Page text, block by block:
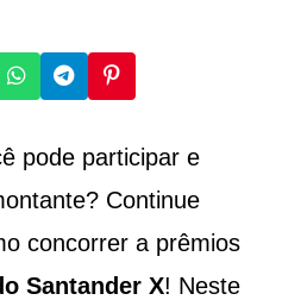
pode participar e
Continue
concorrer a prêmios
Santander X! Neste